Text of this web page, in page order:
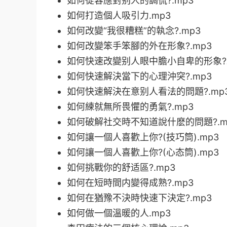
如何打造個人吸引力.mp3
如何改變“我很糟糕”的執念?.mp3
如何改變笨手笨腳的外在形象?.mp3
如何快速改變别人眼中膽小自卑的形象
如何快速解決當下的心理沖突?.mp3
如何快速解決在意别人看法的問題
如何練就無所畏懼的勇氣?.mp3
如何破解社交時不知道說什麽的問題
如何讓一個人喜歡上你?(技巧筒).mp3
如何讓一個人喜歡上你?(心态筒).mp3
如何挑戰你的舒适區?.mp3
如何在短時間内變得成熟?.mp3
如何在猶豫不決時快速下決定?.mp3
如何做一個溫暖的人.mp3